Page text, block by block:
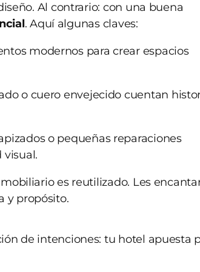
Al contrario: con una buena
. Aquí algunas claves:
modernos para crear espacios
o cuero envejecido cuentan
o pequeñas reparaciones
es reutilizado. Les
y propósito.
de intenciones: tu hotel apuesta